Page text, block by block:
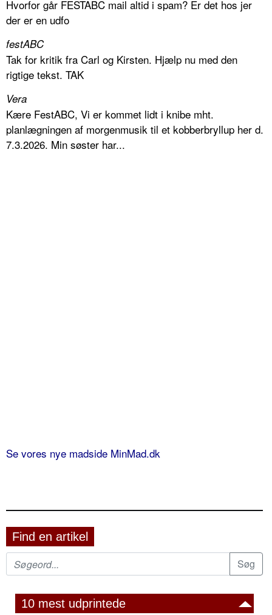
Hvorfor går FESTABC mail altid i spam? Er det hos jer
der er en udfo
festABC
Tak for kritik fra Carl og Kirsten. Hjælp nu med den
rigtige tekst. TAK
Vera
Kære FestABC, Vi er kommet lidt i knibe mht.
planlægningen af morgenmusik til et kobberbryllup her d.
7.3.2026. Min søster har...
Se vores nye madside MinMad.dk
Find en artikel
10 mest udprintede